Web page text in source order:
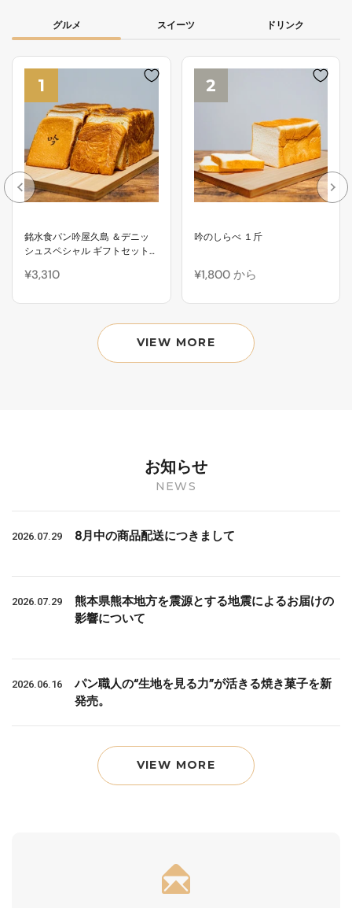
グルメ スイーツ ドリンク
1
銘水食パン吟屋久島 ＆デニッ
シュスペシャル ギフトセット
¥3,310
2
吟のしらべ １斤
¥1,800 から
VIEW MORE
お知らせ
NEWS
2026.07.29 8月中の商品配送につきまして
2026.07.29
熊本県熊本地方を震源とする地震によるお届けの
影響について
2026.06.16
パン職人の“生地を見る力”が活きる焼き菓子を新
発売。
VIEW MORE